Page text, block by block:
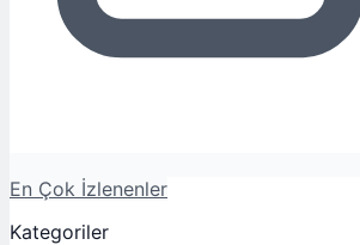
En Çok İzlenenler
Kategoriler